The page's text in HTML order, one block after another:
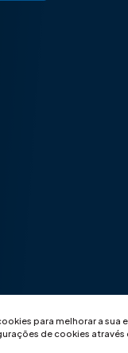
para melhorar a sua
de cookies através